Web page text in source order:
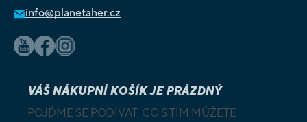
info@planetaher.cz
VÁŠ NÁKUPNÍ KOŠÍK JE PRÁZDNÝ
POJĎME SE PODÍVAT, CO S TÍM MŮŽETE